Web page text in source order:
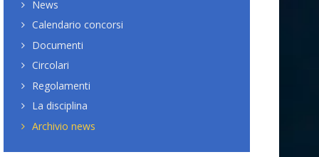
News
Calendario concorsi
Documenti
Circolari
Regolamenti
La disciplina
Archivio news